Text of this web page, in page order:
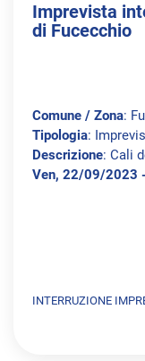
Imprevista
di Fucecchio
Comune / Zona:
Tipologia:
Descrizione: Cali
Ven, 22/09/2023
INTERRUZIONE